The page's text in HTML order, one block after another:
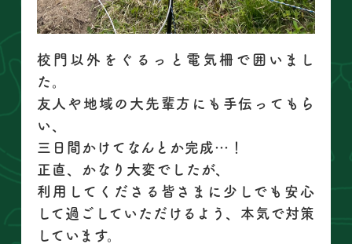
校門以外をぐるっと電気柵で囲いまし
た。
友人や地域の大先輩方にも手伝ってもら
い、
三日間かけてなんとか完成…！
正直、かなり大変でしたが、
利用してくださる皆さまに少しでも安心
して過ごしていただけるよう、本気で対策
しています。